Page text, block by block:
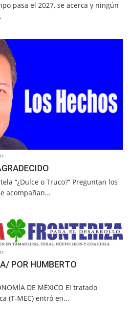
pasa el 2027, se acerca y ningún
“¿Dulce o Truco?” Preguntan los
acompañan...
POR HUMBERTO
DE MÉXICO El tratado
(T-MEC) entró en...